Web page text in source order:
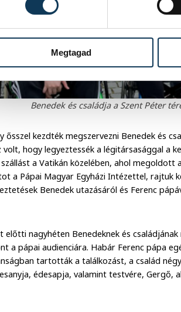
Megtagad
Benedek és családja a Szent Péter
ősszel kezdték megszervezni Benedek és
hogy legyeztessék a légitársasággal a
a Vatikán közelében, ahol megoldott
a Pápai Magyar Egyházi Intézettel, rajtuk
Benedek utazásáról és Ferenc
nagyhéten Benedeknek és
a pápai audienciára. Habár Ferenc pápa
tartották a találkozást, a család
édesapja, valamint testvére, Gergő,